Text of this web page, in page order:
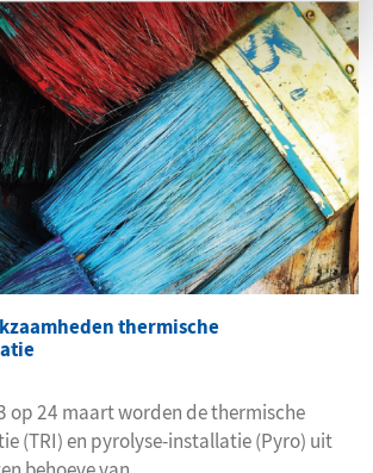
thermische
op 24 maart worden de thermische
(TRI) en pyrolyse-installatie (Pyro) uit